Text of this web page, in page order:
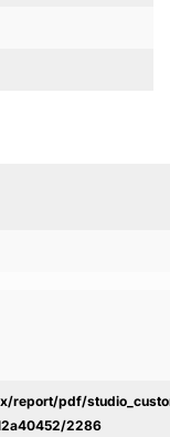
report/pdf/
2286